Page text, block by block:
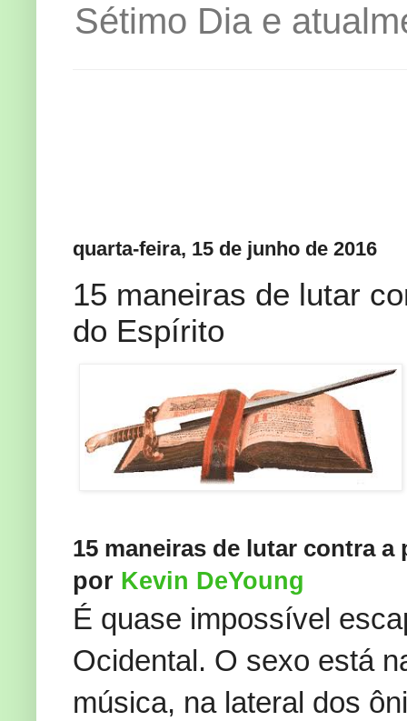
Sétimo Dia e
quarta-feira, 15 de junho de 2016
15 maneiras de lutar
do Espírito
15 maneiras de lutar contra
por Kevin DeYoung
É quase impossível
Ocidental. O sexo está
música, na lateral dos